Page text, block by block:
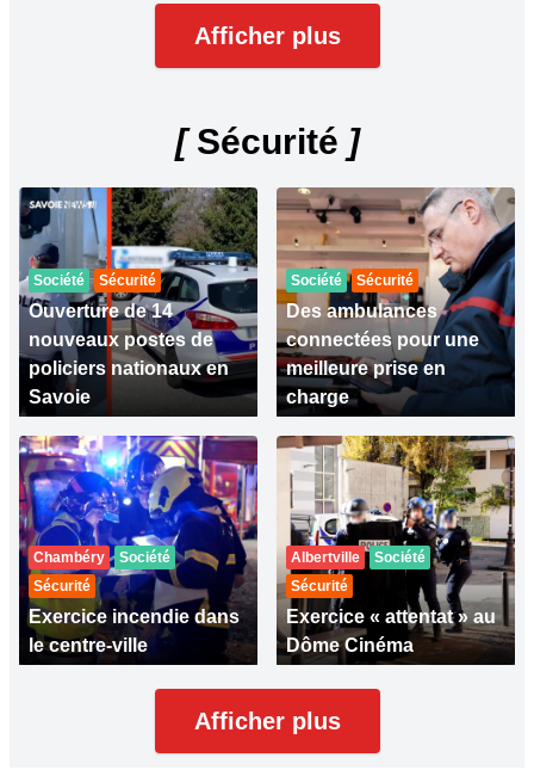
Afficher plus
[Sécurité ]
Société Sécurité
Ouverture de 14
nouveaux postes de
policiers nationaux en
Savoie
Société Sécurité
Des ambulances
connectées pour une
meilleure prise en
charge
Chambéry
Société
Sécurité
Exercice incendie dans
le centre-ville
Albertville
Société
Sécurité
Exercice « attentat » au
Dôme Cinéma
Afficher plus